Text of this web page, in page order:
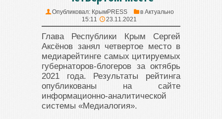
Опубликовал: КрымPRESS в Актуально
15:11
23.11.2021
Глава Республики Крым Сергей
Аксёнов занял четвертое место в
медиарейтинге самых цитируемых
губернаторов-блогеров за октябрь
2021 года. Результаты рейтинга
опубликованы на сайте
информационно-аналитической
системы «Медиалогия».